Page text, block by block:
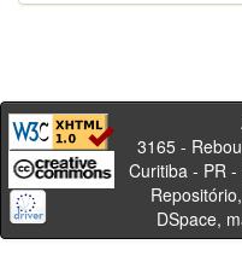
Av.
3165 -
Curitiba
DSpace,